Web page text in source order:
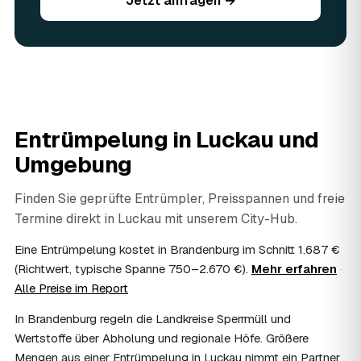
Sie vorhandene Wertsachen einfach in der Anfrage an.
AWL Zentrum vermittelt nur die Entrümpler und ersetzt
keine Steuerberatung — die konkrete Anrechnung klären
Sie mit Ihrem Finanzamt oder Steuerberater.
Kosten?
Im Einzelfall ist das möglich — etwa bei einer
Wohnungsauflösung im Rahmen von Sozialhilfe oder
einem vom Amt veranlassten Umzug. Wichtig: Den Antrag
stellen Sie vor Auftragserteilung beim zuständigen Amt
und holen die Kostenübernahme schriftlich ein. AWL
über die Kostenübernahme.
08 Bekomme ich einen Entsorgungsnachweis?
Entrümpelung in Luckau und
Umgebung
Finden Sie geprüfte Entrümpler, Preisspannen und freie
Termine direkt in Luckau mit unserem City-Hub.
Eine Entrümpelung kostet in Brandenburg im Schnitt 1.687 €
(Richtwert, typische Spanne 750–2.670 €). Mehr erfahren ·
Alle Preise im Report
In Brandenburg regeln die Landkreise Sperrmüll und
Wertstoffe über Abholung und regionale Höfe. Größere
Mengen aus einer Entrümpelung in Luckau nimmt ein Partner